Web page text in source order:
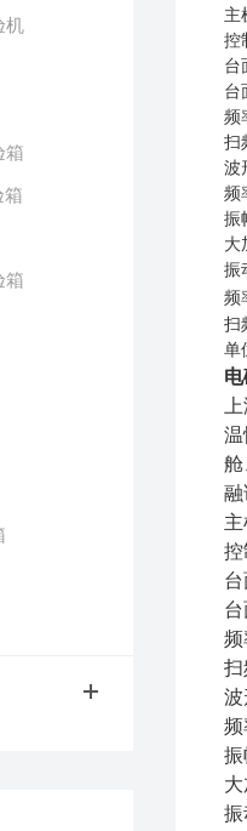
机
箱
箱
箱
主
控
台
台
频
扫
波
频
振
大
振
频
扫
单
温
舱
融
控
频
扫
波
频
振
振